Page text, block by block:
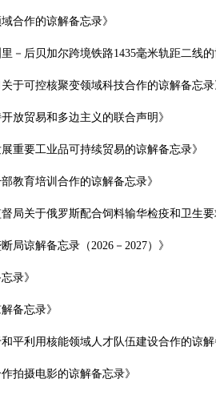
合作的谅解备忘录》
－后贝加尔跨境铁路1435毫米轨距二线的
于可控核聚变领域科技合作的谅解备忘录
放贸易和多边主义的联合声明》
重要工业品可持续贸易的谅解备忘录》
教育培训合作的谅解备忘录》
局关于俄罗斯配合饲料输华检疫和卫生要
局谅解备忘录（2026－2027）》
录》
备忘录》
平利用核能领域人才队伍建设合作的谅解
拍摄电影的谅解备忘录》